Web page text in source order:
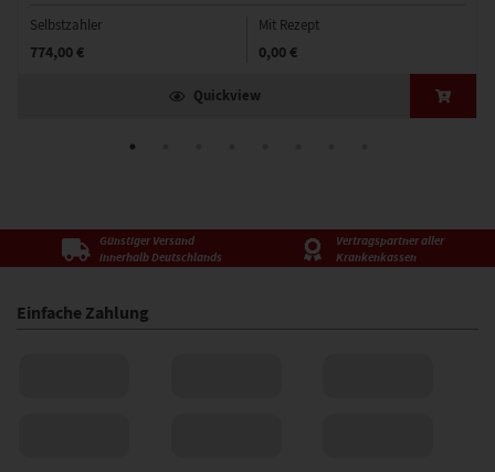
Selbstzahler
774,00 €
Mit Rezept
0,00 €
Quickview
Günstiger Versand
innerhalb Deutschlands
Vertragspartner aller
Krankenkassen
Einfache Zahlung